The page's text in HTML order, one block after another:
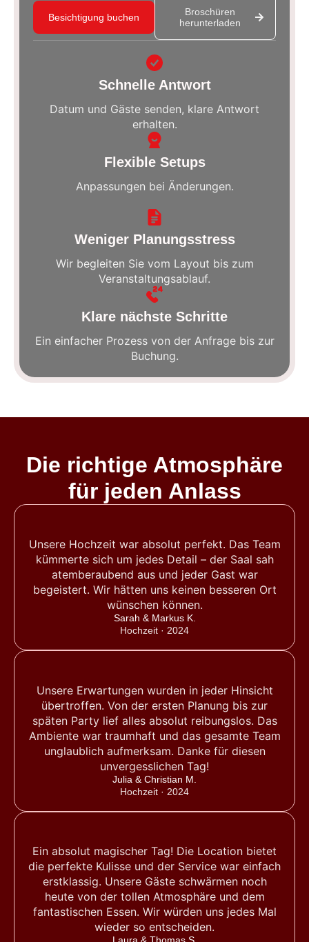
Besichtigung buchen
Broschüren
herunterladen
Schnelle Antwort
Datum und Gäste senden, klare Antwort
erhalten.
Flexible Setups
Anpassungen bei Änderungen.
Weniger Planungsstress
Wir begleiten Sie vom Layout bis zum
Veranstaltungsablauf.
Klare nächste Schritte
Ein einfacher Prozess von der Anfrage bis zur
Buchung.
Die richtige Atmosphäre
für jeden Anlass
Unsere Hochzeit war absolut perfekt. Das Team
kümmerte sich um jedes Detail – der Saal sah
atemberaubend aus und jeder Gast war
begeistert. Wir hätten uns keinen besseren Ort
wünschen können.
Sarah & Markus K.
Hochzeit · 2024
Unsere Erwartungen wurden in jeder Hinsicht
übertroffen. Von der ersten Planung bis zur
späten Party lief alles absolut reibungslos. Das
Ambiente war traumhaft und das gesamte Team
unglaublich aufmerksam. Danke für diesen
unvergesslichen Tag!
Julia & Christian M.
Hochzeit · 2024
Ein absolut magischer Tag! Die Location bietet
die perfekte Kulisse und der Service war einfach
erstklassig. Unsere Gäste schwärmen noch
heute von der tollen Atmosphäre und dem
fantastischen Essen. Wir würden uns jedes Mal
wieder so entscheiden.